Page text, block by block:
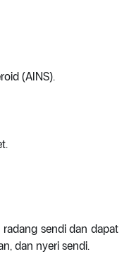
(AINS).
sendi dan dapat
dan nyeri sendi.